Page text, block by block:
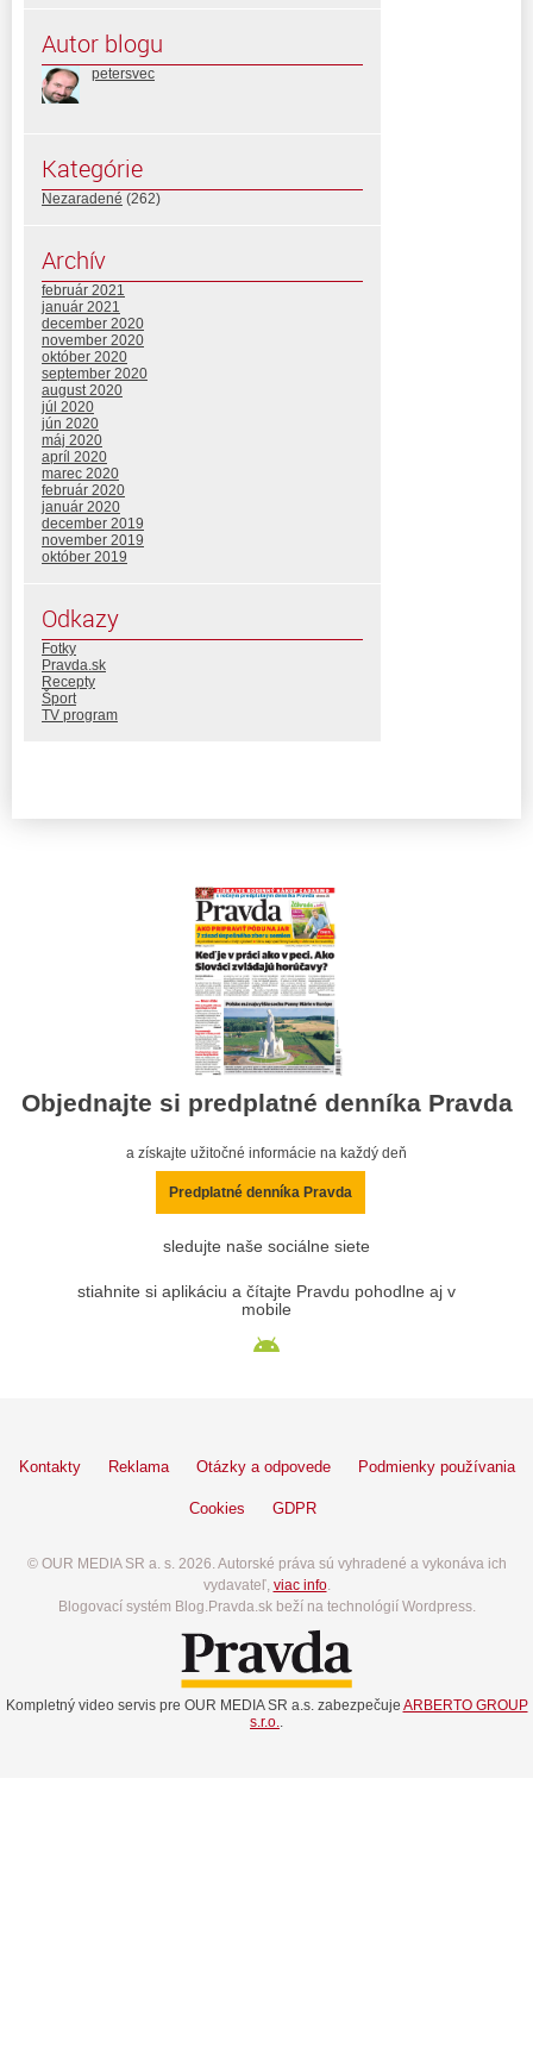
Autor blogu
petersvec
Kategórie
Nezaradené (262)
Archív
február 2021
január 2021
december 2020
november 2020
október 2020
september 2020
august 2020
júl 2020
jún 2020
máj 2020
apríl 2020
marec 2020
február 2020
január 2020
december 2019
november 2019
október 2019
Odkazy
Fotky
Pravda.sk
Recepty
Šport
TV program
Objednajte si predplatné denníka Pravda
a získajte užitočné informácie na každý deň
Predplatné denníka Pravda
sledujte naše sociálne siete
stiahnite si aplikáciu a čítajte Pravdu pohodlne aj v
mobile
Kontakty Reklama Otázky a odpovede Podmienky používania
Cookies GDPR
© OUR MEDIA SR a. s. 2026. Autorské práva sú vyhradené a vykonáva ich
vydavateľ, viac info.
Blogovací systém Blog.Pravda.sk beží na technológií Wordpress.
Kompletný video servis pre OUR MEDIA SR a.s. zabezpečuje ARBERTO GROUP
s.r.o.